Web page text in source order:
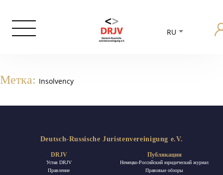
RU
Метка: Insolvency
Deutsch-Russische Juristenvereinigung e.V.
DRJV
Устав DRJV
Правление
Публикации
Немецко-Российский юридический журнал
Правовые обзоры